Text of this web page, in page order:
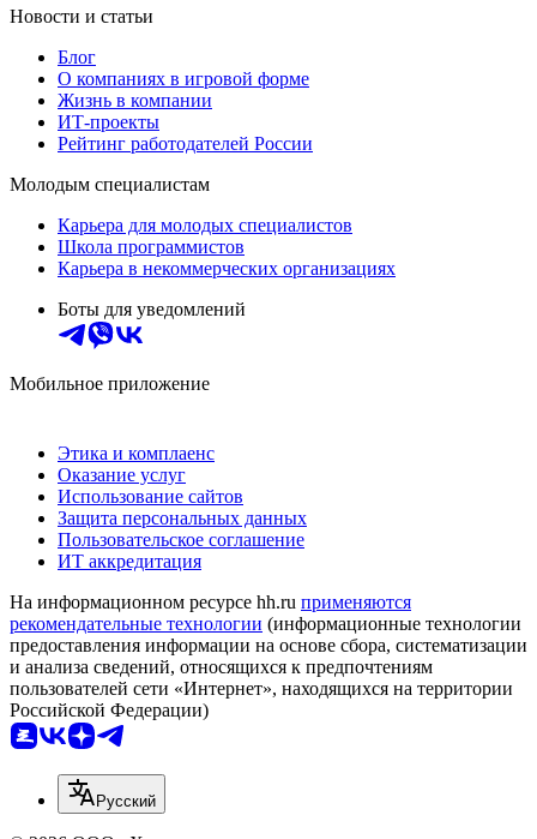
Новости и статьи
Блог
О компаниях в игровой форме
Жизнь в компании
ИТ-проекты
Рейтинг работодателей России
Молодым специалистам
Карьера для молодых специалистов
Школа программистов
Карьера в некоммерческих организациях
Боты для уведомлений
Мобильное приложение
Этика и комплаенс
Оказание услуг
Использование сайтов
Защита персональных данных
Пользовательское соглашение
ИТ аккредитация
На информационном ресурсе hh.ru применяются
рекомендательные технологии (информационные технологии
предоставления информации на основе сбора, систематизации
и анализа сведений, относящихся к предпочтениям
пользователей сети «Интернет», находящихся на территории
Российской Федерации)
Русский